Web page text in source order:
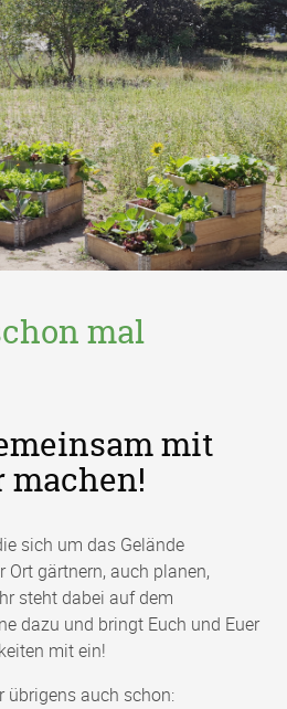
mal
mit
machen!
sich um das Gelände
gärtnern, auch planen,
steht dabei auf dem
dazu und bringt Euch und Euer
mit ein!
übrigens auch schon: